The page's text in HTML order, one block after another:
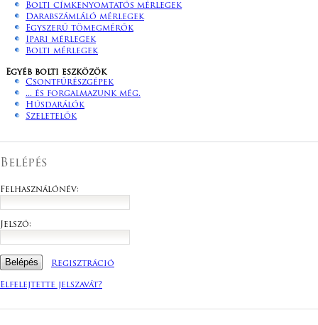
Bolti címkenyomtatós mérlegek
Darabszámláló mérlegek
Egyszerű tömegmérők
Ipari mérlegek
Bolti mérlegek
Egyéb bolti eszközök
Csontfűrészgépek
... és forgalmazunk még.
Húsdarálók
Szeletelők
Belépés
Felhasználónév:
Jelszó:
Regisztráció
Elfelejtette jelszavát?